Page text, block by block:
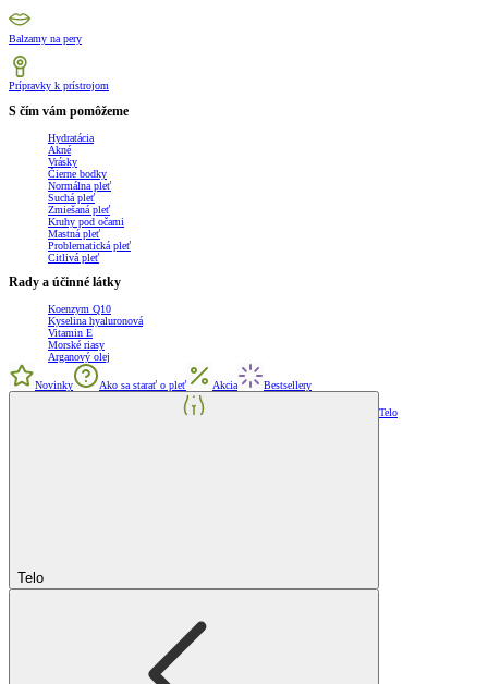
Balzamy na pery
Prípravky k prístrojom
S čím vám pomôžeme
Hydratácia
Akné
Vrásky
Čierne bodky
Normálna pleť
Suchá pleť
Zmiešaná pleť
Kruhy pod očami
Mastná pleť
Problematická pleť
Citlivá pleť
Rady a účinné látky
Koenzym Q10
Kyselina hyaluronová
Vitamin E
Morské riasy
Arganový olej
Novinky Ako sa starať o pleť Akcia Bestsellery
Telo
Telo